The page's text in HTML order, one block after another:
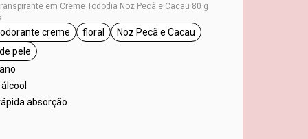
em Creme Tododia Noz Pecã e Cacau 80 g
etiqueta desodorante creme
creme
etiqueta floral
floral
etiqueta Noz Pecã e Cacau
Noz Pecã e Cacau
todos os tipos de pele
pele
absorção